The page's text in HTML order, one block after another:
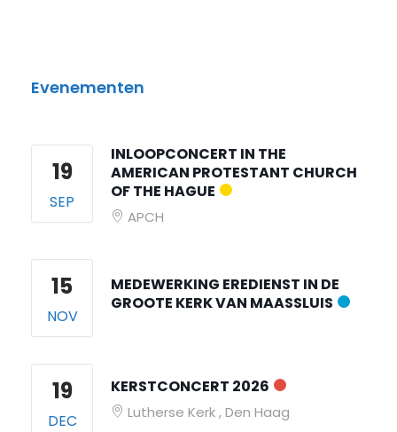
Evenementen
19
SEP
INLOOPCONCERT IN THE
AMERICAN PROTESTANT CHURCH
OF THE HAGUE
APCH
15
NOV
MEDEWERKING EREDIENST IN DE
GROOTE KERK VAN MAASSLUIS
19
DEC
KERSTCONCERT 2026
Lutherse Kerk , Den Haag